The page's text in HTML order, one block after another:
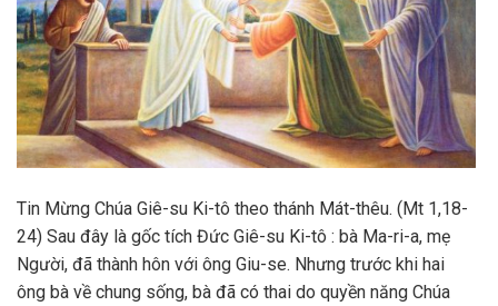
Tin Mừng Chúa Giê-su Ki-tô theo thánh Mát-thêu. (Mt 1,18-
24) Sau đây là gốc tích Đức Giê-su Ki-tô : bà Ma-ri-a, mẹ
Người, đã thành hôn với ông Giu-se. Nhưng trước khi hai
ông bà về chung sống, bà đã có thai do quyền năng Chúa